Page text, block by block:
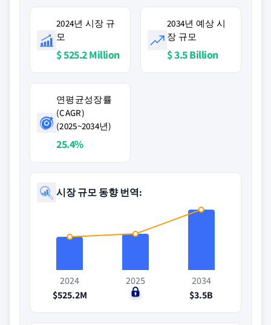
2024년 시장 규
모
$ 525.2 Million
2034년 예상 시
장 규모
$ 3.5 Billion
연평균성장률
(CAGR)
(2025~2034년)
25.4%
시장 규모 동향 번역:
2024
$525.2M
2025
$0
2034
$3.5B